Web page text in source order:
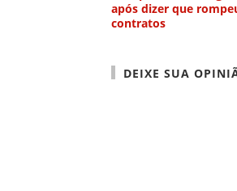
após dizer que
contratos
DEIXE SUA